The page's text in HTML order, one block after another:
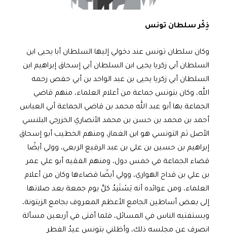
ذِكْر سلطان تونس
وكان سلطان تونس عند دخولي إليها السلطان أبا يحيى ابن
السلطان أبي زكريا يحيى ابن السلطان أبي إسحاق إبراهيم ابن
السلطان أبي زكريا يحيى بن عبد الواحد بن أبي حفص رحمه
الله، وكان بتونس جماعة من أعلام العلماء، منهم قاضي
الجماعة بها أبو عبد الله محمد بن قاضي الجماعة أبي العباس
أحمد بن محمد بن حسن بن محمد الأنصاري الخزرجي البلنسي
الأصل ثم التونسي هو ابن الغماز، ومنهم الخطيب أبو إسحاق
إبراهيم بن حسين بن علي بن عبد الرفيع الربعي، وولي أيضًا
قضاء الجماعة في خمس دول، ومنهم الفقيه أبو علي عمر
بن علي بن قداح الهواري، وولي أيضًا قضاءها وكان من أعلام
العلماء، ومن عوائده أنه يَسْتَنِدُ كلَّ يوم جمعة بعد صلاتها
إلى بعض أساطين الجامع الأعظم المعروف بجامع الزيتونة،
ويستفتيه الناس في المسائل، فلما أفتى في أربعين مسألة
انصرف عن مجلسه ذلك، وأظلني بتونس عيدُ الفطر